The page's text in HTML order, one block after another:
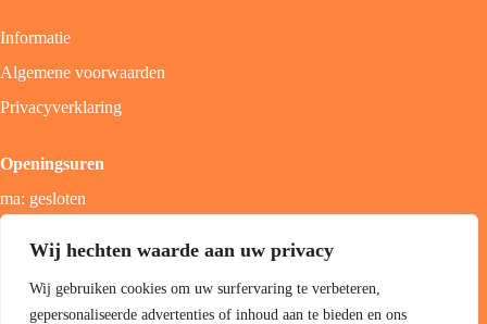
Wij hechten waarde aan uw privacy
Wij gebruiken cookies om uw surfervaring te verbeteren,
gepersonaliseerde advertenties of inhoud aan te bieden en ons
Informatie
Algemene voorwaarden
Privacyverklaring
Openingsuren
ma: gesloten
zon; gesloten